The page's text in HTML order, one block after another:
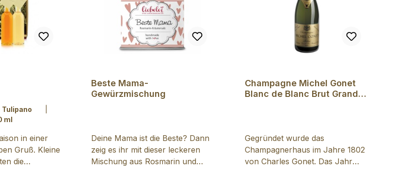
Bewertung von 5 von 5 Sternen
Tulipano
ml
in einer
Gruß. Kleine
die
Beste Mama-
Gewürzmischung
Deine Mama ist die Beste? Dann
zeig es ihr mit dieser leckeren
Mischung aus Rosmarin und
Champagne Michel Gonet
Blanc de Blanc Brut Grand
Gegründet wurde das
Champagnerhaus im Jahre 1802
von Charles Gonet. Das Jahr